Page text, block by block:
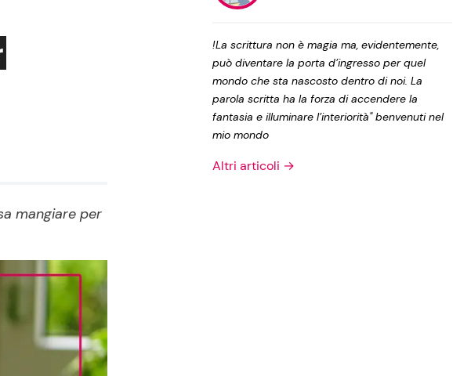
Privacy Policy
mangiare per
!La scrittura non è magia ma, evidentemente,
può diventare la porta d’ingresso per quel
mondo che sta nascosto dentro di noi. La
parola scritta ha la forza di accendere la
fantasia e illuminare l’interiorità" benvenuti nel
mio mondo
Altri articoli →